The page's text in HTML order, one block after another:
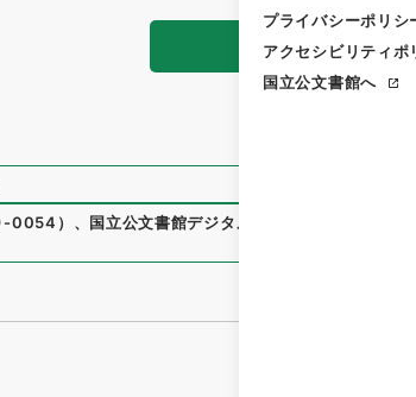
プライバシーポリシ
アクセシビリティポ
国立公文書館へ
閲覧
-0054 ） 、 国立公文書館デジタルアーカイブ